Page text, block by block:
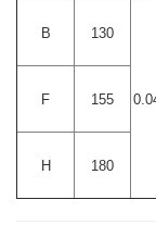
B 130
F 155
H 180